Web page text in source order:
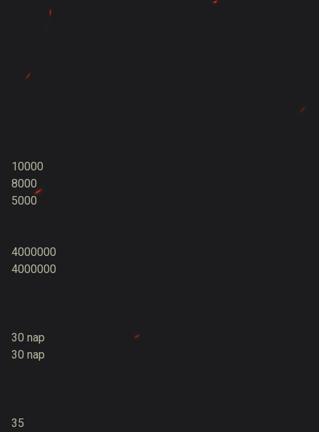
10000
8000
5000
4000000
4000000
30 nap
30 nap
35